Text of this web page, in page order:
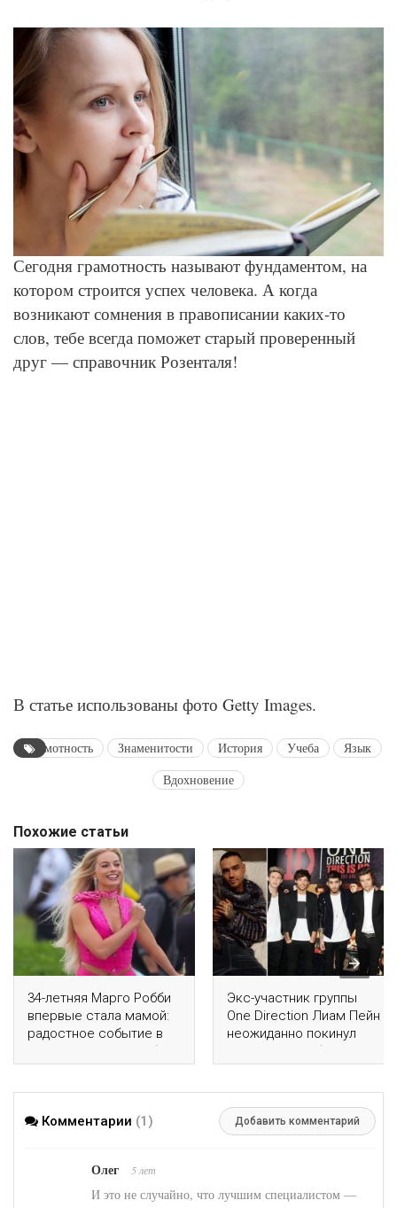
© Depositphotos
Сегодня грамотность называют фундаментом, на
котором строится успех человека. А когда
возникают сомнения в правописании каких-то
слов, тебе всегда поможет старый проверенный
друг — справочник Розенталя!
В статье использованы фото Getty Images.
Грамотность Знаменитости История Учеба
Язык
Вдохновение
Похожие статьи
34-летняя Марго Робби
впервые стала мамой:
радостное событие в
семье звезды «Барби»
Экс-участник группы
One Direction Лиам Пейн
неожиданно покинул
этот мир, ему было
всего 31
Комментарии (1) Добавить комментарий
Олег 5 лет
И это не случайно, что лучшим специалистом —